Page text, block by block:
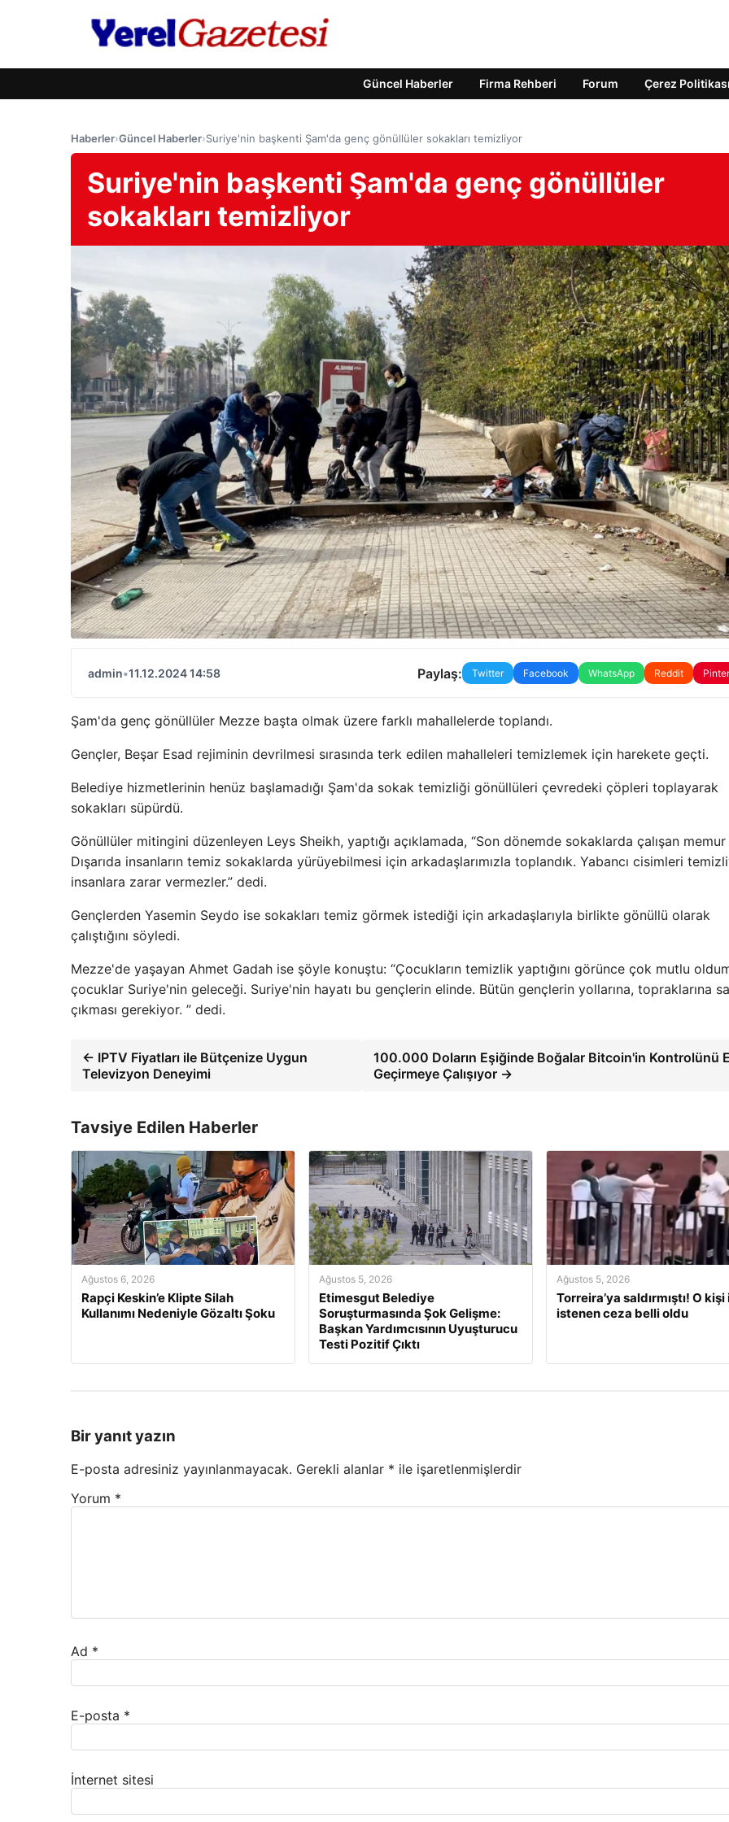
Güncel Haberler Firma Rehberi Forum Çerez Politikası
Haberler›Güncel Haberler›Suriye'nin başkenti Şam'da genç gönüllüler sokakları temizliyor
Suriye'nin başkenti Şam'da genç gönüllüler
sokakları temizliyor
admin•11.12.2024 14:58 Paylaş: Twitter Facebook WhatsApp Reddit
Şam'da genç gönüllüler Mezze başta olmak üzere farklı mahallelerde toplandı.
Gençler, Beşar Esad rejiminin devrilmesi sırasında terk edilen mahalleleri temizlemek için harekete geçti.
Belediye hizmetlerinin henüz başlamadığı Şam'da sokak temizliği gönüllüleri çevredeki çöpleri toplayarak
sokakları süpürdü.
Gönüllüler mitingini düzenleyen Leys Sheikh, yaptığı açıklamada, “Son dönemde sokaklarda çalışan
Dışarıda insanların temiz sokaklarda yürüyebilmesi için arkadaşlarımızla toplandık. Yabancı cisimleri
insanlara zarar vermezler.” dedi.
Gençlerden Yasemin Seydo ise sokakları temiz görmek istediği için arkadaşlarıyla birlikte gönüllü olarak
çalıştığını söyledi.
Mezze'de yaşayan Ahmet Gadah ise şöyle konuştu: “Çocukların temizlik yaptığını görünce çok mutlu
çocuklar Suriye'nin geleceği. Suriye'nin hayatı bu gençlerin elinde. Bütün gençlerin yollarına, topraklarına
çıkması gerekiyor. ” dedi.
← IPTV Fiyatları ile Bütçenize Uygun
Televizyon Deneyimi
100.000 Doların Eşiğinde Boğalar Bitcoin'in Kontrolünü
Geçirmeye Çalışıyor →
Tavsiye Edilen Haberler
Ağustos 6, 2026
Rapçi Keskin’e Klipte Silah
Kullanımı Nedeniyle Gözaltı Şoku
Ağustos 5, 2026
Etimesgut Belediye
Soruşturmasında Şok Gelişme:
Başkan Yardımcısının Uyuşturucu
Testi Pozitif Çıktı
Ağustos 5, 2026
Torreira’ya saldırmıştı! O
istenen ceza belli oldu
Bir yanıt yazın
E-posta adresiniz yayınlanmayacak. Gerekli alanlar * ile işaretlenmişlerdir
Yorum *
Ad *
E-posta *
İnternet sitesi